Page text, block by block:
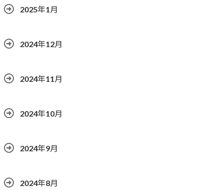
2025年1月
2024年12月
2024年11月
2024年10月
2024年9月
2024年8月